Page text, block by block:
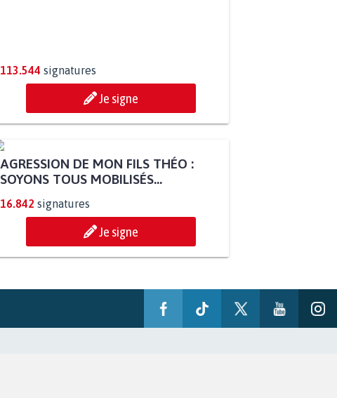
113.544 signatures
Je signe
AGRESSION DE MON FILS THÉO :
SOYONS TOUS MOBILISÉS...